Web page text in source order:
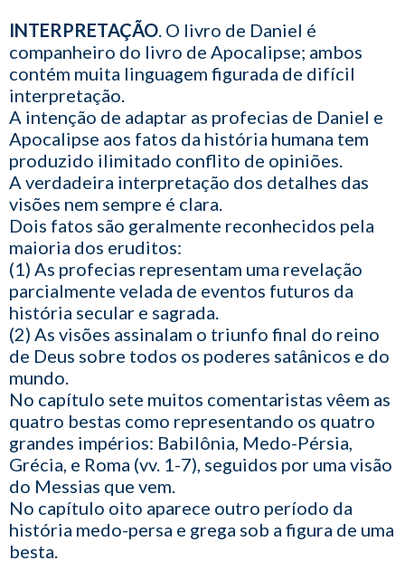
INTERPRETAÇÃO. O livro de Daniel é
companheiro do livro de Apocalipse; ambos
contém muita linguagem figurada de difícil
interpretação.
A intenção de adaptar as profecias de Daniel e
Apocalipse aos fatos da história humana tem
produzido ilimitado conflito de opiniões.
A verdadeira interpretação dos detalhes das
visões nem sempre é clara.
Dois fatos são geralmente reconhecidos pela
maioria dos eruditos:
(1) As profecias representam uma revelação
parcialmente velada de eventos futuros da
história secular e sagrada.
(2) As visões assinalam o triunfo final do reino
de Deus sobre todos os poderes satânicos e do
mundo.
No capítulo sete muitos comentaristas vêem as
quatro bestas como representando os quatro
grandes impérios: Babilônia, Medo-Pérsia,
Grécia, e Roma (vv. 1-7), seguidos por uma visão
do Messias que vem.
No capítulo oito aparece outro período da
história medo-persa e grega sob a figura de uma
besta.